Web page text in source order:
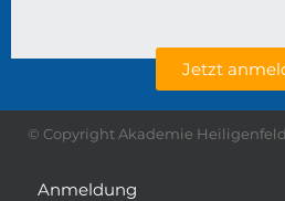
Jetzt
© Copyright Akademie
Anmeldung